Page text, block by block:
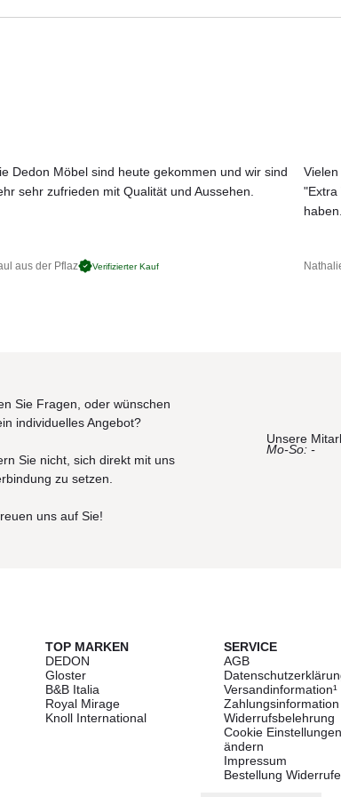
Sonnen- und Regenschutz, sondern bietet vor allem eins:
Mast. Schieber und Krone sind aus robustem
Schrauben und Nieten aus Edelstahl, mit
Öffnen.
JETZT MUSTER BESTELLEN
Dedon Möbel sind heute gekommen und wir sind
sehr zufrieden mit Qualität und Aussehen.
aus der Pflaz Verifizierter Kauf
"Extra
Sie Fragen, oder wünschen
individuelles Angebot?
Sie nicht, sich direkt mit uns
zu setzen.
uns auf Sie!
Unsere
Mo-So: -
TOP MARKEN
DEDON
Gloster
B&B Italia
Royal Mirage
Knoll International
SERVICE
AGB
Versandinformation¹
Zahlungsinformation
Widerrufsbelehrung
Cookie Einstellungen
ändern
Impressum
Bestellung